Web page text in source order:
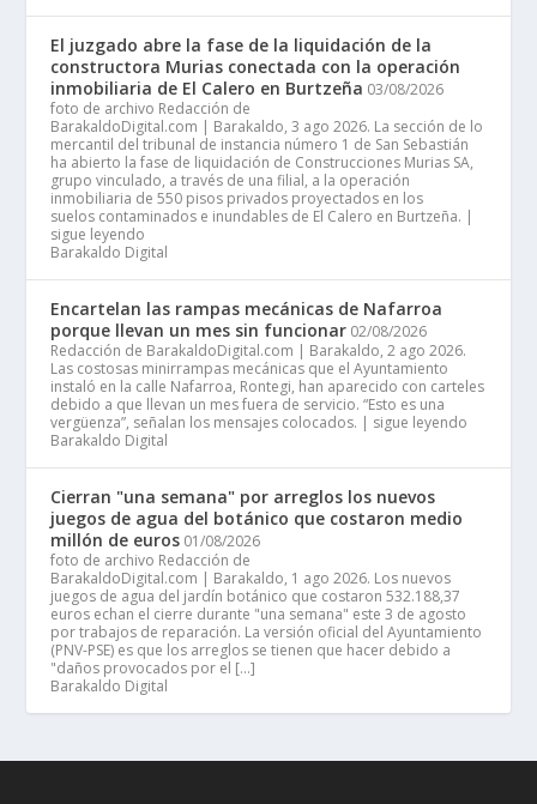
El juzgado abre la fase de la liquidación de la
constructora Murias conectada con la operación
inmobiliaria de El Calero en Burtzeña 03/08/2026
foto de archivo Redacción de
BarakaldoDigital.com | Barakaldo, 3 ago 2026. La sección de lo
mercantil del tribunal de instancia número 1 de San Sebastián
ha abierto la fase de liquidación de Construcciones Murias SA,
grupo vinculado, a través de una filial, a la operación
inmobiliaria de 550 pisos privados proyectados en los
suelos contaminados e inundables de El Calero en Burtzeña. |
sigue leyendo
Barakaldo Digital
Encartelan las rampas mecánicas de Nafarroa
porque llevan un mes sin funcionar 02/08/2026
Redacción de BarakaldoDigital.com | Barakaldo, 2 ago 2026.
Las costosas minirrampas mecánicas que el Ayuntamiento
instaló en la calle Nafarroa, Rontegi, han aparecido con carteles
debido a que llevan un mes fuera de servicio. “Esto es una
vergüenza”, señalan los mensajes colocados. | sigue leyendo
Barakaldo Digital
Cierran "una semana" por arreglos los nuevos
juegos de agua del botánico que costaron medio
millón de euros 01/08/2026
foto de archivo Redacción de
BarakaldoDigital.com | Barakaldo, 1 ago 2026. Los nuevos
juegos de agua del jardín botánico que costaron 532.188,37
euros echan el cierre durante "una semana" este 3 de agosto
por trabajos de reparación. La versión oficial del Ayuntamiento
(PNV-PSE) es que los arreglos se tienen que hacer debido a
"daños provocados por el […]
Barakaldo Digital